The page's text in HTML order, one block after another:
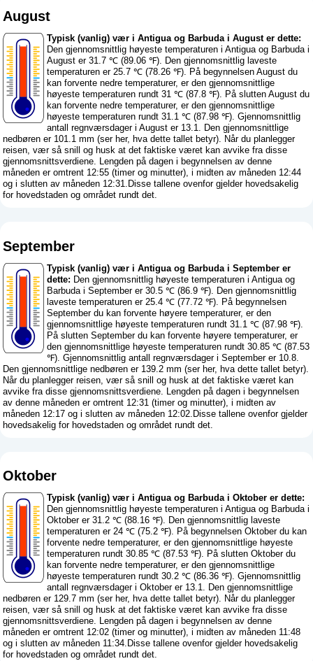
August
Typisk (vanlig) vær i Antigua og Barbuda i August er dette:
Den gjennomsnittlig høyeste temperaturen i Antigua og Barbuda i
August er 31.7 ℃ (89.06 ℉). Den gjennomsnittlig laveste
temperaturen er 25.7 ℃ (78.26 ℉). På begynnelsen August du
kan forvente nedre temperaturer, er den gjennomsnittlige
høyeste temperaturen rundt 31 ℃ (87.8 ℉). På slutten August du
kan forvente nedre temperaturer, er den gjennomsnittlige
høyeste temperaturen rundt 31.1 ℃ (87.98 ℉). Gjennomsnittlig
antall regnværsdager i August er 13.1. Den gjennomsnittlige
nedbøren er 101.1 mm (ser her, hva dette tallet betyr). Når du planlegger
reisen, vær så snill og husk at det faktiske været kan avvike fra disse
gjennomsnittsverdiene. Lengden på dagen i begynnelsen av denne
måneden er omtrent 12:55 (timer og minutter), i midten av måneden 12:44
og i slutten av måneden 12:31.Disse tallene ovenfor gjelder hovedsakelig
for hovedstaden og området rundt det.
September
Typisk (vanlig) vær i Antigua og Barbuda i September er
dette: Den gjennomsnittlig høyeste temperaturen i Antigua og
Barbuda i September er 30.5 ℃ (86.9 ℉). Den gjennomsnittlig
laveste temperaturen er 25.4 ℃ (77.72 ℉). På begynnelsen
September du kan forvente høyere temperaturer, er den
gjennomsnittlige høyeste temperaturen rundt 31.1 ℃ (87.98 ℉).
På slutten September du kan forvente høyere temperaturer, er
den gjennomsnittlige høyeste temperaturen rundt 30.85 ℃ (87.53
℉). Gjennomsnittlig antall regnværsdager i September er 10.8.
Den gjennomsnittlige nedbøren er 139.2 mm (ser her, hva dette tallet betyr).
Når du planlegger reisen, vær så snill og husk at det faktiske været kan
avvike fra disse gjennomsnittsverdiene. Lengden på dagen i begynnelsen
av denne måneden er omtrent 12:31 (timer og minutter), i midten av
måneden 12:17 og i slutten av måneden 12:02.Disse tallene ovenfor gjelder
hovedsakelig for hovedstaden og området rundt det.
Oktober
Typisk (vanlig) vær i Antigua og Barbuda i Oktober er dette:
Den gjennomsnittlig høyeste temperaturen i Antigua og Barbuda i
Oktober er 31.2 ℃ (88.16 ℉). Den gjennomsnittlig laveste
temperaturen er 24 ℃ (75.2 ℉). På begynnelsen Oktober du kan
forvente nedre temperaturer, er den gjennomsnittlige høyeste
temperaturen rundt 30.85 ℃ (87.53 ℉). På slutten Oktober du
kan forvente nedre temperaturer, er den gjennomsnittlige
høyeste temperaturen rundt 30.2 ℃ (86.36 ℉). Gjennomsnittlig
antall regnværsdager i Oktober er 13.1. Den gjennomsnittlige
nedbøren er 129.7 mm (ser her, hva dette tallet betyr). Når du planlegger
reisen, vær så snill og husk at det faktiske været kan avvike fra disse
gjennomsnittsverdiene. Lengden på dagen i begynnelsen av denne
måneden er omtrent 12:02 (timer og minutter), i midten av måneden 11:48
og i slutten av måneden 11:34.Disse tallene ovenfor gjelder hovedsakelig
for hovedstaden og området rundt det.